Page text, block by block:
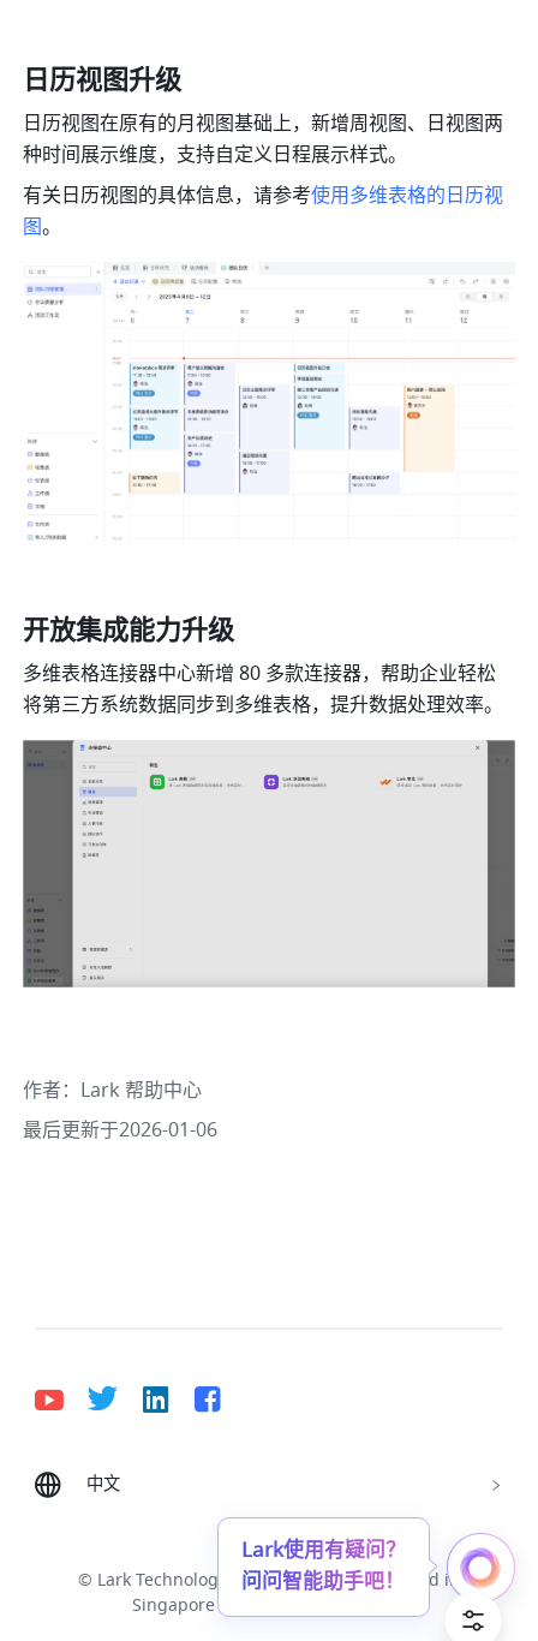
日历视图升级
日历视图在原有的月视图基础上，新增周视图、日视图两
种时间展示维度，支持自定义日程展示样式。
有关日历视图的具体信息，请参考使用多维表格的日历视
图。
开放集成能力升级
多维表格连接器中心新增 80 多款连接器，帮助企业轻松
将第三方系统数据同步到多维表格，提升数据处理效率。
作者： Lark 帮助中心
最后更新于2026-01-06
中文
Deutsch English
Português (Brasil)
Tiếng Việt
ไทย 한국어 日本語
中文
© Lark Technologies Pte. Ltd. Headquartered in
Singapore with offices worldwide.
Lark使用有疑问？
问问智能助手吧！